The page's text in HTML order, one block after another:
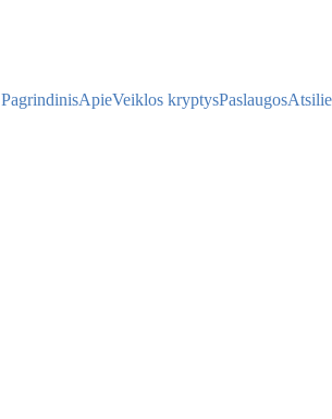
PagrindinisApieVeiklos kryptysPaslaugos